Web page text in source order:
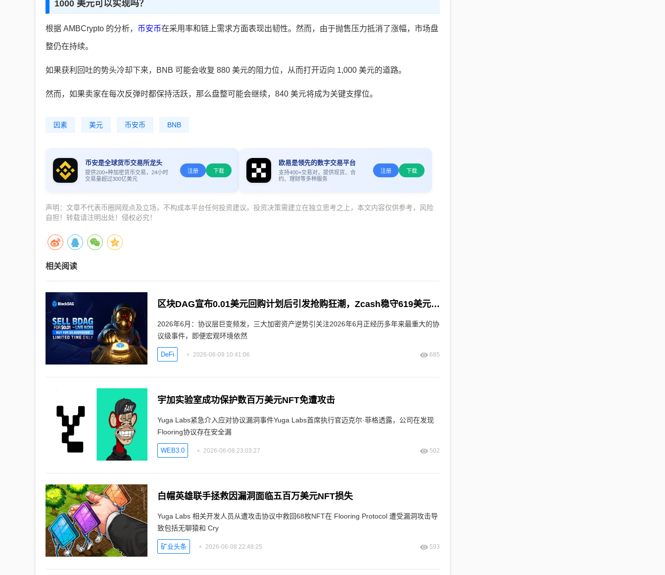
1000 美元可以实现吗？
根据 AMBCrypto 的分析， 币安币在采用率和链上需求方面表现出韧性。然而，由于抛售压力抵消了涨幅，市场盘
整仍在持续。
如果获利回吐的势头冷却下来，BNB 可能会收复 880 美元的阻力位，从而打开迈向 1,000 美元的道路。
然而，如果卖家在每次反弹时都保持活跃，那么盘整可能会继续，840 美元将成为关键支撑位。
因素 美元 币安币 BNB
币安是全球货币交易所龙头
提供200+种加密货币交易，24小时
交易量超过300亿美元
注册 下载
欧易是领先的数字交易平台
支持400+交易对，提供现货、合
约、理财等多种服务
注册 下载
声明：文章不代表币圈网观点及立场，不构成本平台任何投资建议。投资决策需建立在独立思考之上，本文内容仅供参考，风险
自担！转载请注明出处！侵权必究！
相关阅读
区块DAG宣布0.01美元回购计划后引发抢购狂潮，Zcash稳守619美元而波卡币大幅削减通胀
2026年6月：协议层巨变频发，三大加密资产逆势引关注2026年6月正经历多年来最重大的协
议级事件，即便宏观环境依然
DeFi 2026-06-09 10:41:06 685
宇加实验室成功保护数百万美元NFT免遭攻击
Yuga Labs紧急介入应对协议漏洞事件Yuga Labs首席执行官迈克尔·菲格透露，公司在发现
Flooring协议存在安全漏
WEB3.0 2026-06-08 23:03:27 502
白帽英雄联手拯救因漏洞面临五百万美元NFT损失
Yuga Labs 相关开发人员从遭攻击协议中救回68枚NFT在 Flooring Protocol 遭受漏洞攻击导
致包括无聊猿和 Cry
矿业头条 2026-06-08 22:48:25 593